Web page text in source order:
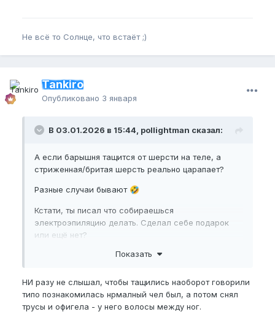
Не всё то Солнце, что встаёт ;)
Tankiro
Опубликовано 3 января
В 03.01.2026 в 15:44, pollightman сказал:
А если барышня тащится от шерсти на теле, а
стриженная/бритая шерсть реально царапает?
Разные случаи бывают 🤣
Кстати, ты писал что собираешься
электроэпиляцию делать. Сделал себе подарок
или ещё нет?
Показать
НИ разу не слышал, чтобы тащились наоборот говорили
типо познакомилась нрмалный чел был, а потом снял
трусы и офигела - у него волосы между ног.